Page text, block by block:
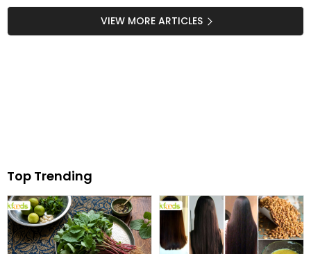
تو جانیئے کیسے ان کو گھر
میں کس طرح صاف کرکے
کرلیا؟ بیگمات کے ساتھ
گھومنے چلے گئے، تصاویر
VIEW MORE ARTICLES
Top Trending